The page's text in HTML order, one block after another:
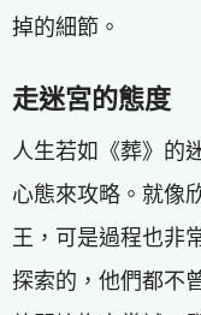
掉的細節。
走迷宮的態度
人生若如《葬》的
心態來攻略。就像
王，可是過程也非
探索的，他們都不